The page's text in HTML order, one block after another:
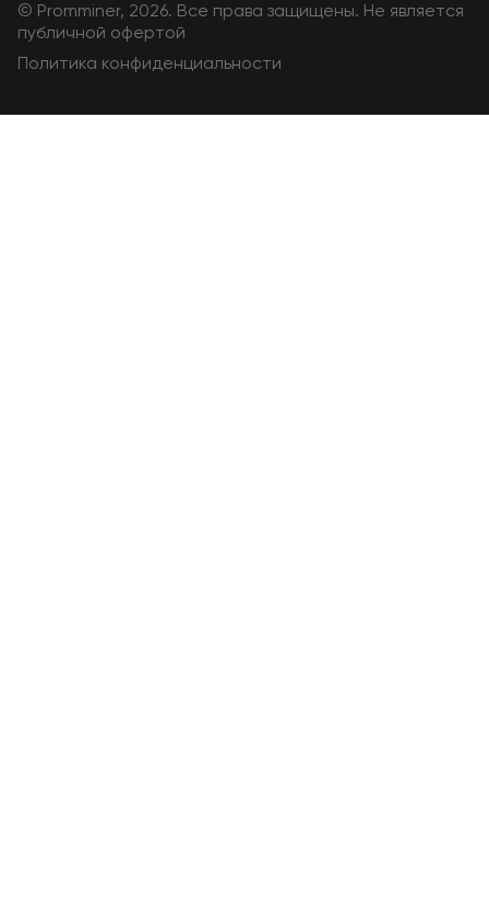
© Promminer, 2026. Все права защищены. Не является
публичной офертой
Политика конфиденциальности